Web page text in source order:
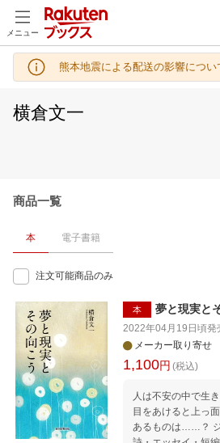
メニュー
熊本地震による配送の影響につい
横倉文一
商品一覧
本 電子書籍
注文可能商品のみ
本 夢と現実と
2022年04月19日頃発
メーカー取り寄せ
1,100円 (税込)
人は不安の中で生
目をあけると上っ
あるものは……？ ジ